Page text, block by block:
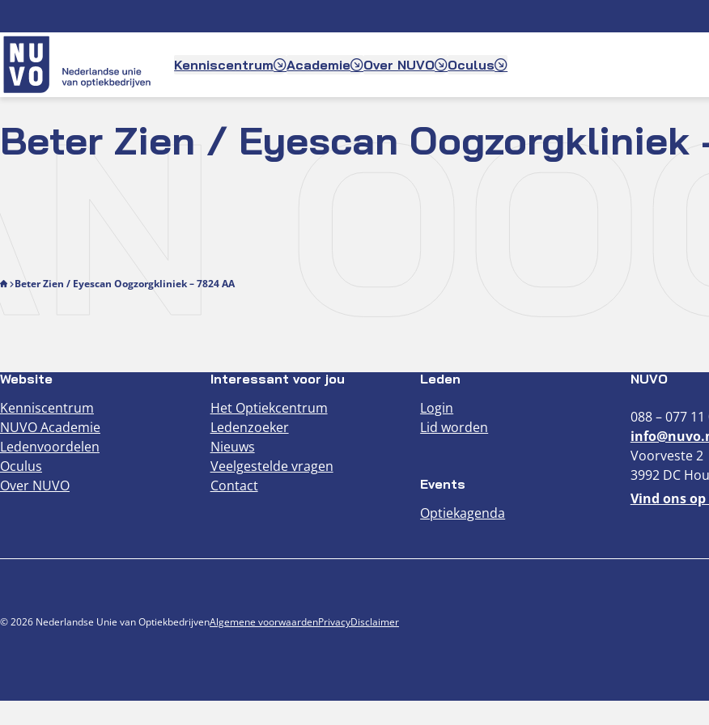
naar
de
inhoud
Kenniscentrum Academie Over NUVO Oculus
Beter Zien / Eyescan Oogzorgkliniek
Beter Zien / Eyescan Oogzorgkliniek – 7824 AA
Website
Kenniscentrum
NUVO Academie
Ledenvoordelen
Oculus
Over NUVO
Interessant voor jou
Het Optiekcentrum
Ledenzoeker
Nieuws
Veelgestelde vragen
Contact
Leden
Login
Lid worden
Events
Optiekagenda
NUVO
088 – 077 11
Voorveste 2
3992 DC
Vind ons op
© 2026 Nederlandse Unie van OptiekbedrijvenAlgemene voorwaardenPrivacyDisclaimer